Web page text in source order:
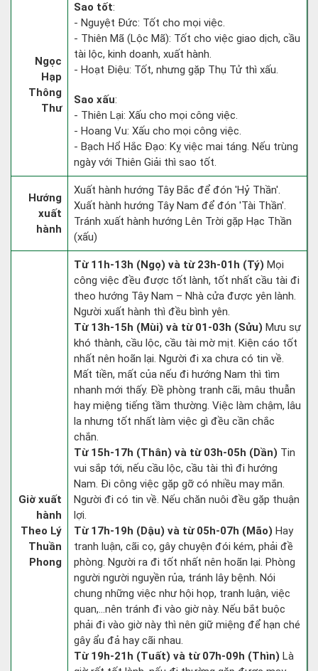
Ngọc
Hạp
Thông
Thư
Sao tốt:
- Nguyệt Đức: Tốt cho mọi việc.
- Thiên Mã (Lộc Mã): Tốt cho việc giao dịch, cầu
tài lộc, kinh doanh, xuất hành.
- Hoạt Điệu: Tốt, nhưng gặp Thụ Tử thì xấu.
Sao xấu:
- Thiên Lại: Xấu cho mọi công việc.
- Hoang Vu: Xấu cho mọi công việc.
- Bạch Hổ Hắc Đạo: Kỵ việc mai táng. Nếu trùng
ngày với Thiên Giải thì sao tốt.
Hướng
xuất
hành
Xuất hành hướng Tây Bắc để đón 'Hỷ Thần'.
Xuất hành hướng Tây Nam để đón 'Tài Thần'.
Tránh xuất hành hướng Lên Trời gặp Hạc Thần
(xấu)
Giờ xuất
hành
Theo Lý
Thuần
Phong
Từ 11h-13h (Ngọ) và từ 23h-01h (Tý) Mọi
công việc đều được tốt lành, tốt nhất cầu tài đi
theo hướng Tây Nam – Nhà cửa được yên lành.
Người xuất hành thì đều bình yên.
Từ 13h-15h (Mùi) và từ 01-03h (Sửu) Mưu sự
khó thành, cầu lộc, cầu tài mờ mịt. Kiện cáo tốt
nhất nên hoãn lại. Người đi xa chưa có tin về.
Mất tiền, mất của nếu đi hướng Nam thì tìm
nhanh mới thấy. Đề phòng tranh cãi, mâu thuẫn
hay miệng tiếng tầm thường. Việc làm chậm, lâu
la nhưng tốt nhất làm việc gì đều cần chắc
chắn.
Từ 15h-17h (Thân) và từ 03h-05h (Dần) Tin
vui sắp tới, nếu cầu lộc, cầu tài thì đi hướng
Nam. Đi công việc gặp gỡ có nhiều may mắn.
Người đi có tin về. Nếu chăn nuôi đều gặp thuận
lợi.
Từ 17h-19h (Dậu) và từ 05h-07h (Mão) Hay
tranh luận, cãi cọ, gây chuyện đói kém, phải đề
phòng. Người ra đi tốt nhất nên hoãn lại. Phòng
người người nguyền rủa, tránh lây bệnh. Nói
chung những việc như hội họp, tranh luận, việc
quan,…nên tránh đi vào giờ này. Nếu bắt buộc
phải đi vào giờ này thì nên giữ miệng để hạn ché
gây ẩu đả hay cãi nhau.
Từ 19h-21h (Tuất) và từ 07h-09h (Thìn) Là